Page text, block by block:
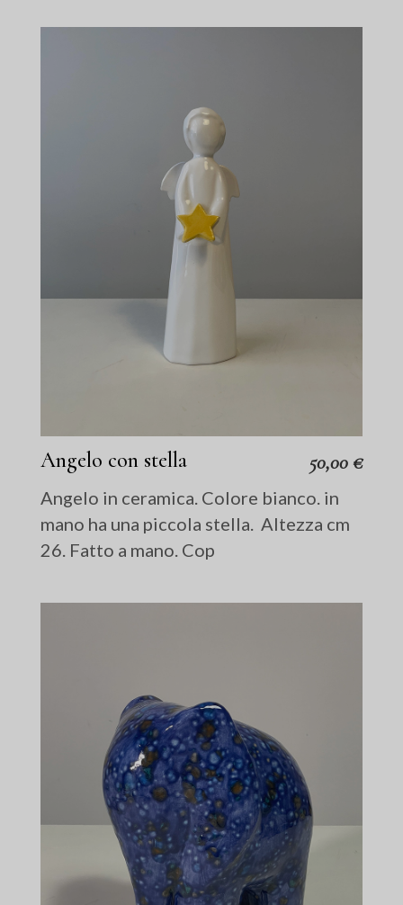
Angelo con stella 50,00 €
Angelo in ceramica. Colore bianco. in
mano ha una piccola stella. Altezza cm
26. Fatto a mano. Cop